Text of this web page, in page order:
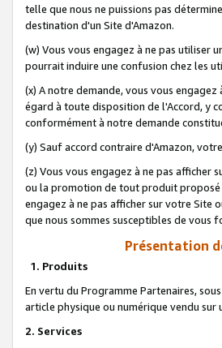
telle que nous ne puissions pas
destination d'un Site d'Amazon.
(w) Vous vous engagez à ne pas utiliser
pourrait induire une confusion chez les
(x) A notre demande, vous vous
égard à toute disposition de l'Accord, y
conformément à notre demande
(y) Sauf accord contraire d'Amazon,
(z) Vous vous engagez à ne pas afficher
ou la promotion de tout produit proposé
engagez à ne pas afficher sur votre Site
que nous sommes susceptibles de vous
Présentation
1. Produits
En vertu du Programme Partenaires,
article physique ou numérique vendu sur
2. Services